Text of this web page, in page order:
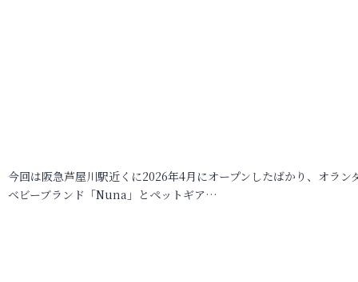
今回は阪急芦屋川駅近くに2026年4月にオープンしたばかり、オラン
ベビーブランド「Nuna」とペットギア…